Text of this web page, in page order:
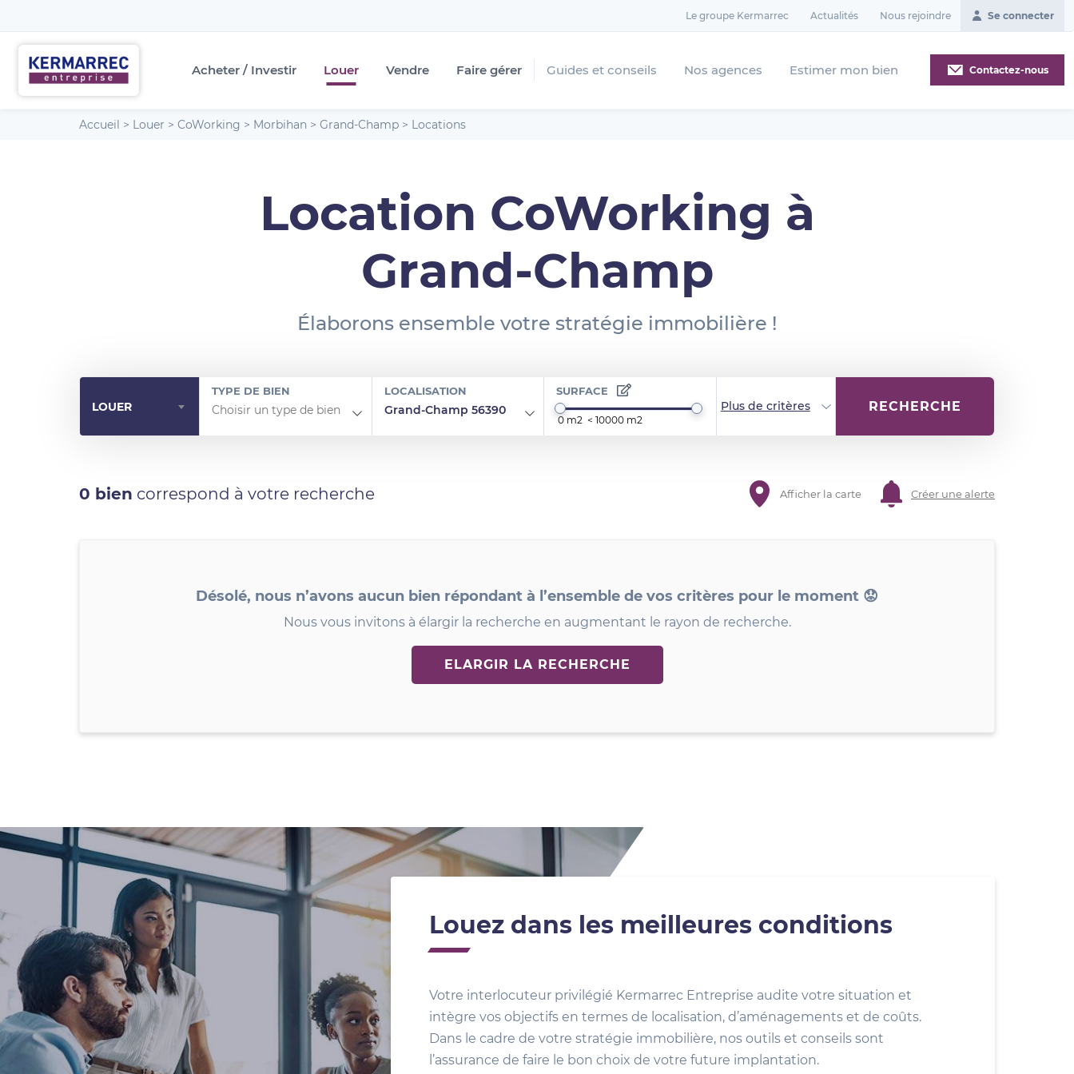
Le groupe Kermarrec Actualités Nous rejoindre Se connecter
Acheter / Investir Louer Vendre Faire gérer Guides et conseils Nos agences Estimer mon bien Contactez-nous
Accueil > Louer > CoWorking > Morbihan > Grand-Champ > Locations
Location CoWorking à
Grand-Champ
Élaborons ensemble votre stratégie immobilière !
LOUER
TYPE DE BIEN LOCALISATION
Grand-Champ 56390
SURFACE
Plus de critères RECHERCHE
0 bien correspond à votre recherche Afficher la carte Créer une alerte
Désolé, nous n’avons aucun bien répondant à l’ensemble de vos critères pour le moment 😟
Nous vous invitons à élargir la recherche en augmentant le rayon de recherche.
ELARGIR LA RECHERCHE
Louez dans les meilleures conditions
Votre interlocuteur privilégié Kermarrec Entreprise audite votre situation et
intègre vos objectifs en termes de localisation, d’aménagements et de coûts.
Dans le cadre de votre stratégie immobilière, nos outils et conseils sont
l’assurance de faire le bon choix de votre future implantation.